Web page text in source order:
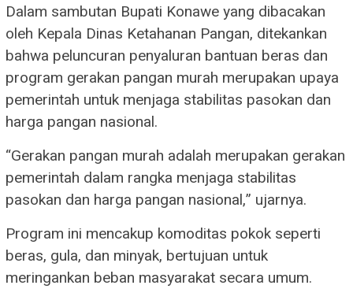
Dalam sambutan Bupati Konawe yang dibacakan
oleh Kepala Dinas Ketahanan Pangan, ditekankan
bahwa peluncuran penyaluran bantuan beras dan
program gerakan pangan murah merupakan upaya
pemerintah untuk menjaga stabilitas pasokan dan
harga pangan nasional.
“Gerakan pangan murah adalah merupakan gerakan
pemerintah dalam rangka menjaga stabilitas
pasokan dan harga pangan nasional,” ujarnya.
Program ini mencakup komoditas pokok seperti
beras, gula, dan minyak, bertujuan untuk
meringankan beban masyarakat secara umum.